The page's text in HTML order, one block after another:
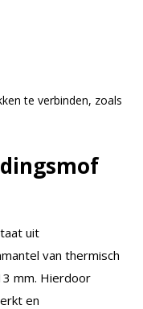
te verbinden, zoals
uit
van thermisch
mm. Hierdoor
en